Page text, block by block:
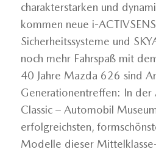
charakterstarken und
kommen neue i-
Sicherheitssysteme und
noch mehr Fahrspaß mit
40 Jahre Mazda 626 sind
Generationentreffen: In der
Classic – Automobil
erfolgreichsten,
Modelle dieser